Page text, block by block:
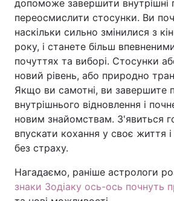
допоможе завершити внутрішні
переосмислити стосунки. Ви
наскільки сильно змінилися з
року, і станете більш
почуттях та виборі. Стосунки
новий рівень, або природно
Якщо ви самотні, ви завершите
внутрішнього відновлення і
новим знайомствам. З'явиться
впускати кохання у своє життя і
без страху.
Нагадаємо, раніше астрологи
знаки Зодіаку ось-ось почнуть